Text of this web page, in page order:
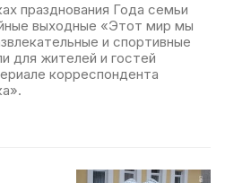
празднования Года семьи
выходные «Этот мир мы
и спортивные
для жителей и гостей
корреспондента